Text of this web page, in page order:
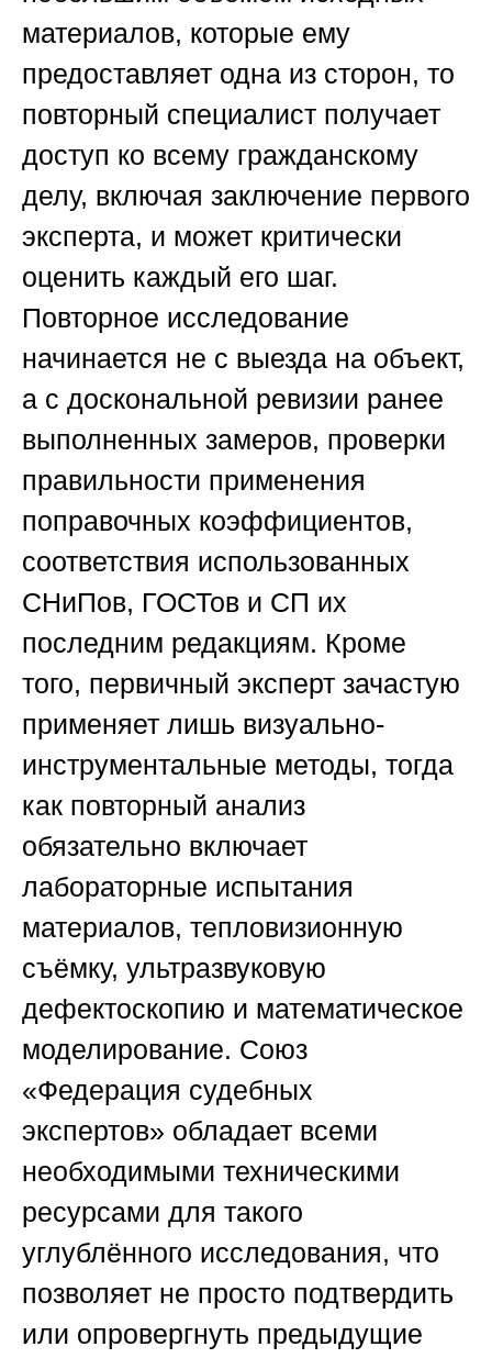
материалов, которые ему
предоставляет одна из сторон, то
повторный специалист получает
доступ ко всему гражданскому
делу, включая заключение первого
эксперта, и может критически
оценить каждый его шаг.
Повторное исследование
начинается не с выезда на объект,
а с доскональной ревизии ранее
выполненных замеров, проверки
правильности применения
поправочных коэффициентов,
соответствия использованных
СНиПов, ГОСТов и СП их
последним редакциям. Кроме
того, первичный эксперт зачастую
применяет лишь визуально-
инструментальные методы, тогда
как повторный анализ
обязательно включает
лабораторные испытания
материалов, тепловизионную
съёмку, ультразвуковую
дефектоскопию и математическое
моделирование. Союз
«Федерация судебных
экспертов» обладает всеми
необходимыми техническими
ресурсами для такого
углублённого исследования, что
позволяет не просто подтвердить
или опровергнуть предыдущие